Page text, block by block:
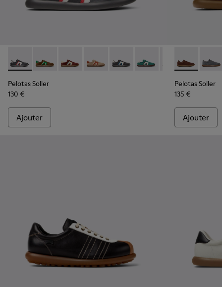
Pelotas Soller - K100937-023 - Baskets en cuir et nubuck
Pelotas Soller - K100937-038 - Baskets multicolores
Pelotas Soller - K100937-037 - Baskets
Pelotas Soller - K100937-036 -
Pelotas Soller - K100937-033
Pelotas Soller -Pelotas Soller -
Pelotas
Pelotas Soller
130 €
Ajouter
Pelotas
Pelotas Soller
135 €
Ajouter